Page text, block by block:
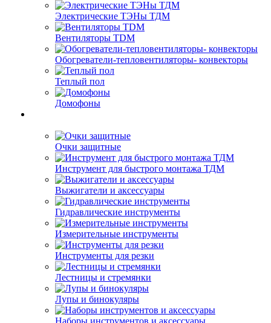
Электрические ТЭНы ТДМ
Вентиляторы TDM
Обогреватели-тепловентиляторы- конвекторы
Теплый пол
Домофоны
Очки защитные
Инструмент для быстрого монтажа ТДМ
Выжигатели и аксессуары
Гидравлические инструменты
Измерительные инструменты
Инструменты для резки
Лестницы и стремянки
Лупы и бинокуляры
Наборы инструментов и аксессуары